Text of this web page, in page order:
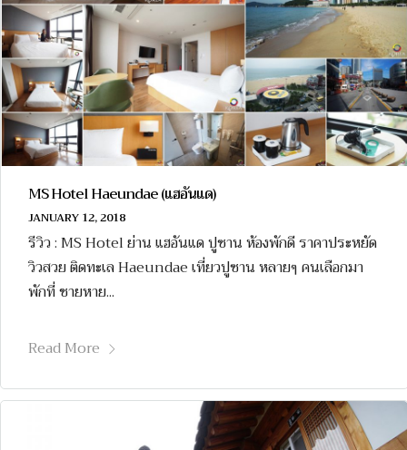
MS Hotel Haeundae (แฮอันแด)
JANUARY 12, 2018
รีวิว : MS Hotel ย่าน แฮอันแด ปูซาน ห้องพักดี ราคาประหยัด
วิวสวย ติดทะเล Haeundae เที่ยวปูซาน หลายๆ คนเลือกมา
พักที่ ชายหาย...
Read More